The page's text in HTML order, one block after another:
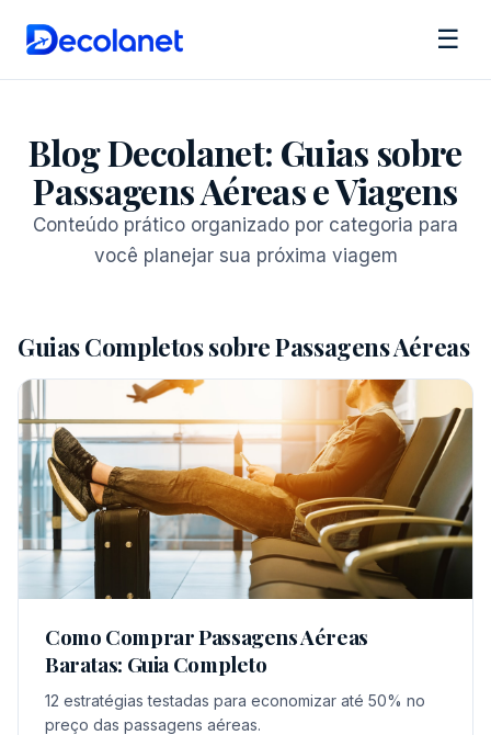
☰
Blog Decolanet: Guias sobre
Passagens Aéreas e Viagens
Conteúdo prático organizado por categoria para
você planejar sua próxima viagem
Guias Completos sobre Passagens Aéreas
Como Comprar Passagens Aéreas
Baratas: Guia Completo
12 estratégias testadas para economizar até 50% no
preço das passagens aéreas.